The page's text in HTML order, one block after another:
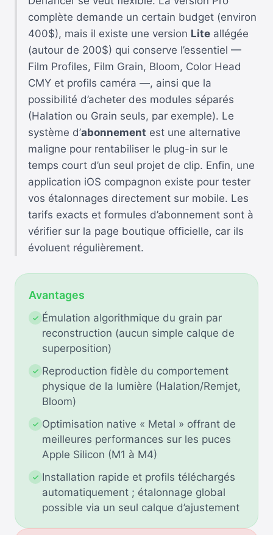
complète demande un certain budget (environ
400$), mais il existe une version Lite allégée
(autour de 200$) qui conserve l’essentiel —
Film Profiles, Film Grain, Bloom, Color Head
CMY et profils caméra —, ainsi que la
possibilité d’acheter des modules séparés
(Halation ou Grain seuls, par exemple). Le
système d’abonnement est une alternative
maligne pour rentabiliser le plug-in sur le
temps court d’un seul projet de clip. Enfin, une
application iOS compagnon existe pour tester
vos étalonnages directement sur mobile. Les
tarifs exacts et formules d’abonnement sont à
vérifier sur la page boutique officielle, car ils
évoluent régulièrement.
Avantages
Émulation algorithmique du grain par
reconstruction (aucun simple calque de
superposition)
Reproduction fidèle du comportement
physique de la lumière (Halation/Remjet,
Bloom)
Optimisation native « Metal » offrant de
meilleures performances sur les puces
Apple Silicon (M1 à M4)
Installation rapide et profils téléchargés
automatiquement ; étalonnage global
possible via un seul calque d’ajustement